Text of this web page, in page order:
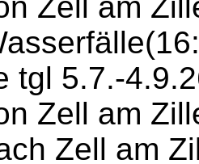
tgl 5.7.-
Zell am
Zell am